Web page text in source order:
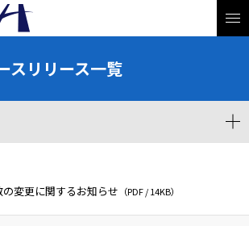
スリリース一覧
変更に関するお知らせ （PDF / 14KB）